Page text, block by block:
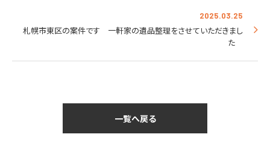
2025.03.25
札幌市東区の案件です 一軒家の遺品整理をさせていただきまし
た
一覧へ戻る